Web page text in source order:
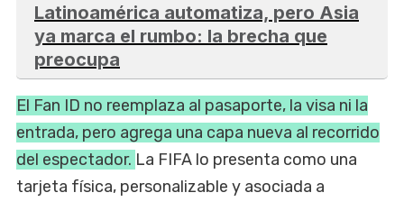
Latinoamérica automatiza, pero Asia
ya marca el rumbo: la brecha que
preocupa
El Fan ID no reemplaza al pasaporte, la visa ni la
entrada, pero agrega una capa nueva al recorrido
del espectador. La FIFA lo presenta como una
tarjeta física, personalizable y asociada a